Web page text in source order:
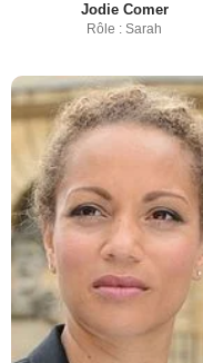
Jodie Comer
Rôle : Sarah